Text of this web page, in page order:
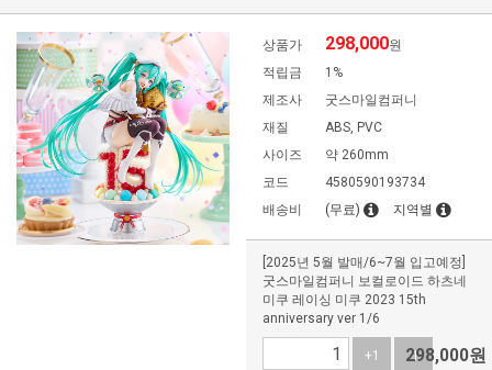
상품가 298,000원
적립금
1%
제조사
굿스마일컴퍼니
재질
ABS, PVC
사이즈
약 260mm
코드
4580590193734
배송비
(무료) 지역별
[2025년 5월 발매/6~7월 입고예정]
굿스마일컴퍼니 보컬로이드 하츠네
미쿠 레이싱 미쿠 2023 15th
anniversary ver 1/6
+1 -1
298,000원